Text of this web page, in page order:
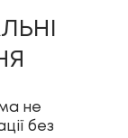
не
без